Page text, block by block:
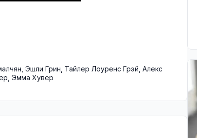
Эшли Грин Тайлер Лоуренс Грэй Алекс
Эмма Хувер